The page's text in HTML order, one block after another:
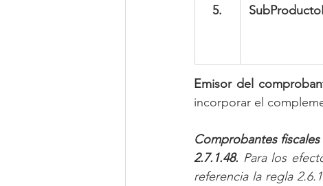
5.
Emisor del
incorporar el
Comprobantes
2.7.1.48. Para los
referencia la regla